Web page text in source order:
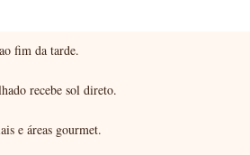
fim da tarde.
recebe sol direto.
e áreas gourmet.